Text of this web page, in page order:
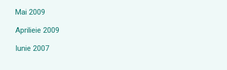
Mai 2009
Aprilieie 2009
Iunie 2007